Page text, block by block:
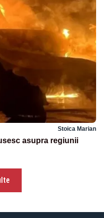
Stoica Marian
asupra regiunii